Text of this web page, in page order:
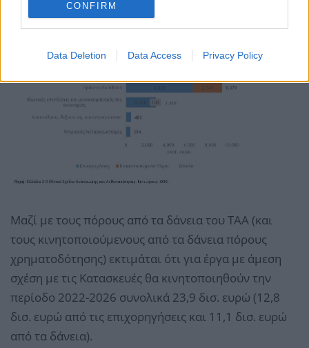
CONFIRM
Data Deletion Data Access Privacy Policy
Μαζί με τους πόρους από τα δάνεια του ΤΑΑ (και
τους κινητοποιούμενους από τα δάνεια πόρους
χρηματοδότησης) εκτιμάται ότι για έργα με άμεση
σχέση με τις Κατασκευές θα κινητοποιηθούν την
περίοδο 2022-2026 συνολικά 23,9 δισ. ευρώ (12,8
δισ. ευρώ από τις επιχορηγήσεις και 11,1 δισ. ευρώ
από τα δάνεια).